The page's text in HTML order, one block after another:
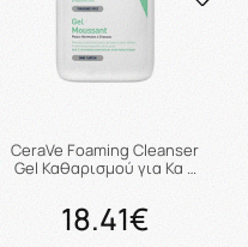
CeraVe Foaming Cleanser
Gel Καθαρισμού για Κα …
18.41€